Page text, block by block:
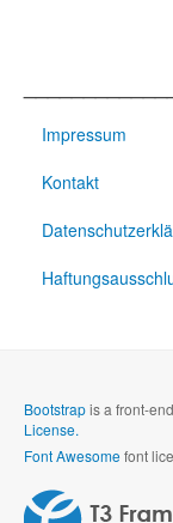
Impressum
Kontakt
Bootstrapis a front-
License.
Font Awesomefont